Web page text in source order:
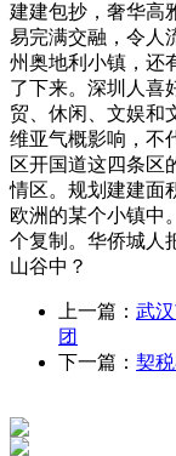
建建包抄，奢华
易完满交融，令人
州奥地利小镇，还
了下来。深圳人喜
贸、休闲、文娱和
维亚气概影响，不
区开国道这四条区
情区。规划建建面
欧洲的某个小镇中
个复制。华侨城人
山谷中？
上一篇： 武
团
下一篇： 契